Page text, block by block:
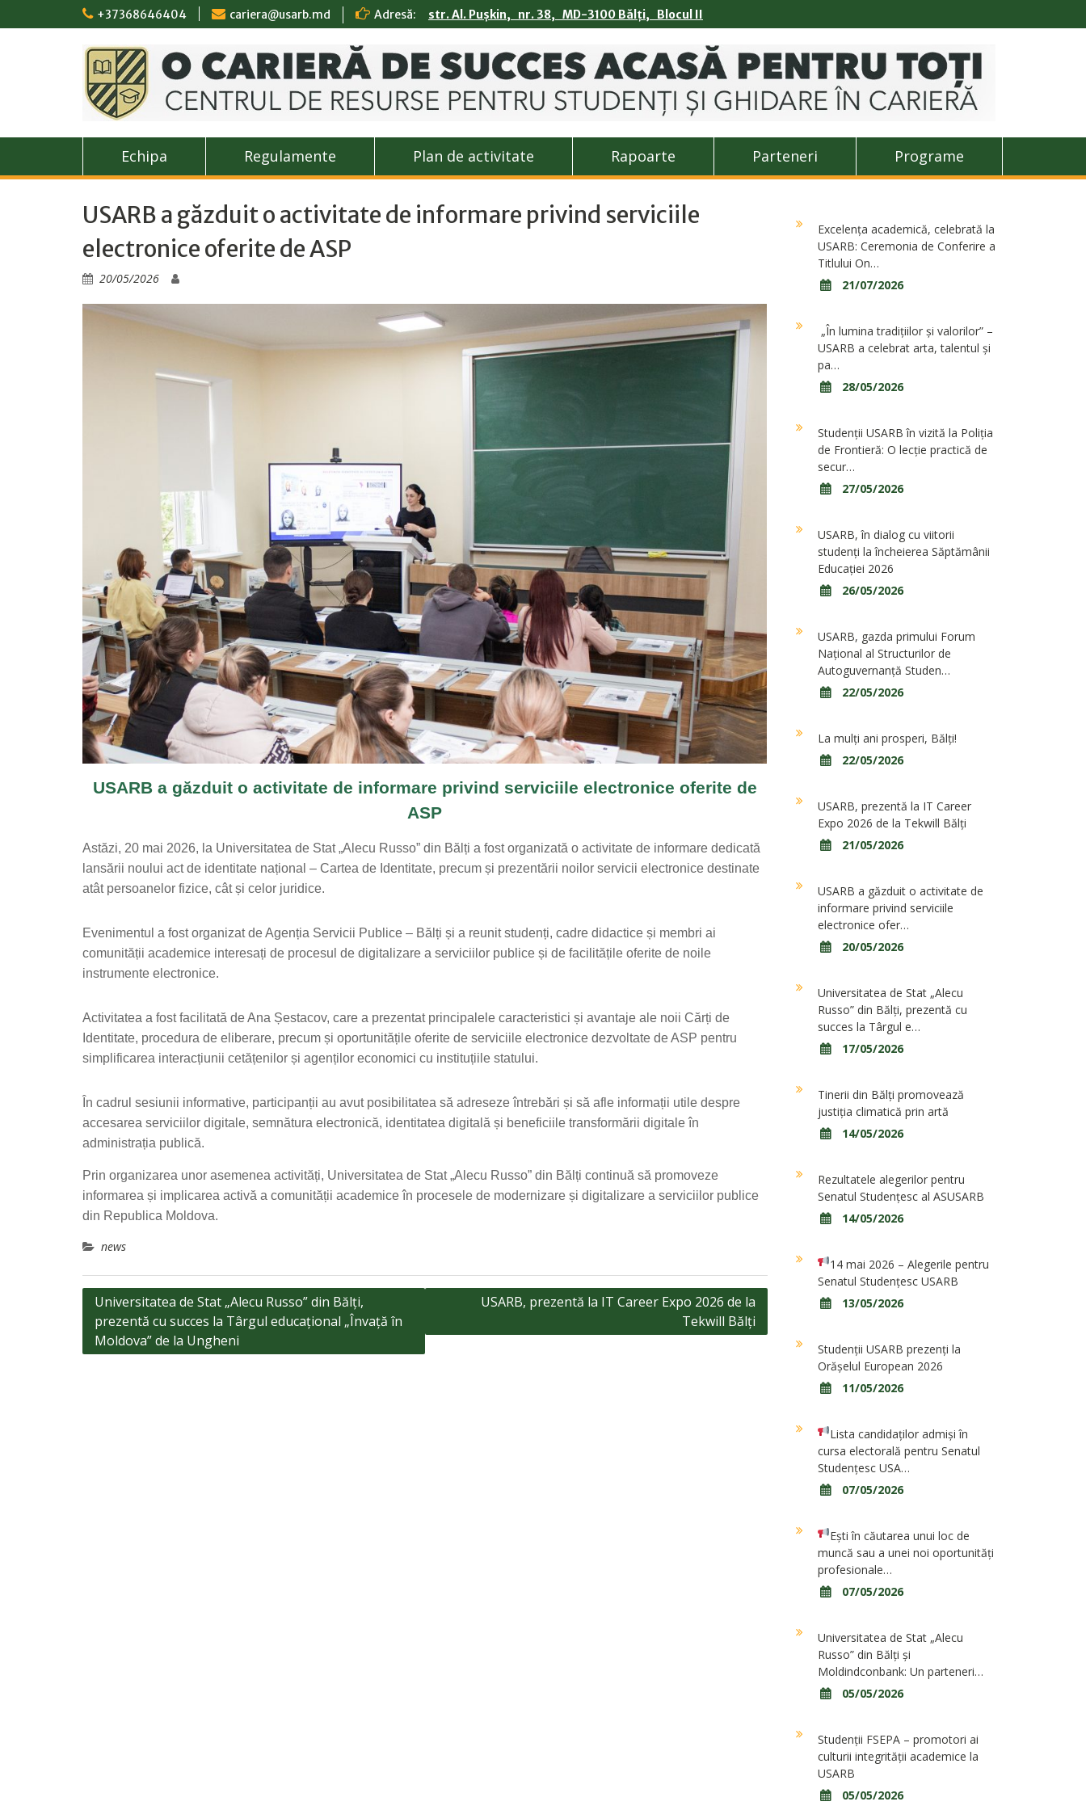
to
+37368646404 cariera@usarb.md Adresă: str. Al. Pușkin, nr. 38, MD-3100 Bălți, Blocul II
Echipa Regulamente Plan de activitate Rapoarte Parteneri Programe
USARB a găzduit o activitate de informare privind serviciile
electronice oferite de ASP
20/05/2026
USARB a găzduit o activitate de informare privind serviciile electronice oferite de
ASP
Astăzi, 20 mai 2026, la Universitatea de Stat „Alecu Russo” din Bălți a fost organizată o activitate de informare dedicată
lansării noului act de identitate național – Cartea de Identitate, precum și prezentării noilor servicii electronice destinate
atât persoanelor fizice, cât și celor juridice.
Evenimentul a fost organizat de Agenția Servicii Publice – Bălți și a reunit studenți, cadre didactice și membri ai
comunității academice interesați de procesul de digitalizare a serviciilor publice și de facilitățile oferite de noile
instrumente electronice.
Activitatea a fost facilitată de Ana Șestacov, care a prezentat principalele caracteristici și avantaje ale noii Cărți de
Identitate, procedura de eliberare, precum și oportunitățile oferite de serviciile electronice dezvoltate de ASP pentru
simplificarea interacțiunii cetățenilor și agenților economici cu instituțiile statului.
În cadrul sesiunii informative, participanții au avut posibilitatea să adreseze întrebări și să afle informații utile despre
accesarea serviciilor digitale, semnătura electronică, identitatea digitală și beneficiile transformării digitale în
administrația publică.
Prin organizarea unor asemenea activități, Universitatea de Stat „Alecu Russo” din Bălți continuă să promoveze
informarea și implicarea activă a comunității academice în procesele de modernizare și digitalizare a serviciilor publice
din Republica Moldova.
news
Navigare
în
articole
Universitatea de Stat „Alecu Russo” din Bălți,
prezentă cu succes la Târgul educațional „Învață în
Moldova” de la Ungheni
USARB, prezentă la IT Career Expo 2026 de la
Tekwill Bălți
Excelența academică, celebrată la
USARB: Ceremonia de Conferire a
Titlului On…
21/07/2026
„În lumina tradițiilor și valorilor” –
USARB a celebrat arta, talentul și
pa…
28/05/2026
Studenții USARB în vizită la Poliția
de Frontieră: O lecție practică de
secur…
27/05/2026
USARB, în dialog cu viitorii
studenți la încheierea Săptămânii
Educației 2026
26/05/2026
USARB, gazda primului Forum
Național al Structurilor de
Autoguvernanță Studen…
22/05/2026
La mulți ani prosperi, Bălți!
22/05/2026
USARB, prezentă la IT Career
Expo 2026 de la Tekwill Bălți
21/05/2026
USARB a găzduit o activitate de
informare privind serviciile
electronice ofer…
20/05/2026
Universitatea de Stat „Alecu
Russo” din Bălți, prezentă cu
succes la Târgul e…
17/05/2026
Tinerii din Bălți promovează
justiția climatică prin artă
14/05/2026
Rezultatele alegerilor pentru
Senatul Studențesc al ASUSARB
14/05/2026
14 mai 2026 – Alegerile pentru
Senatul Studențesc USARB
13/05/2026
Studenții USARB prezenți la
Orășelul European 2026
11/05/2026
Lista candidaților admiși în
cursa electorală pentru Senatul
Studențesc USA…
07/05/2026
Ești în căutarea unui loc de
muncă sau a unei noi oportunități
profesionale…
07/05/2026
Universitatea de Stat „Alecu
Russo” din Bălți și
Moldindconbank: Un parteneri…
05/05/2026
Studenții FSEPA – promotori ai
culturii integrității academice la
USARB
05/05/2026